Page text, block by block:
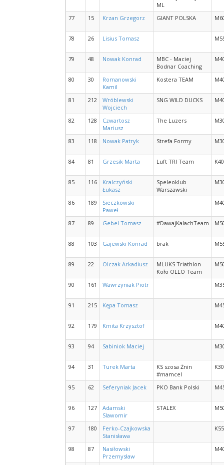
ML
77 15 Krzan Grzegorz GIANT POLSKA
78 26 Lisius Tomasz
79 48 Nowak Konrad
MBC - Maciej
Bodnar Coaching
80 30
Romanowski
Kamil
Kostera TEAM
81 212
Wróblewski
Wojciech
SNG WILD DUCKS
82 128
Czwartosz
Mariusz
The Luzers
83 118 Nowak Patryk Strefa Formy
84 81 Grzesik Marta Luft TRI Team K40
85 116
Kralczyński
Łukasz
Speleoklub
Warszawski
86 189
Sieczkowski
Paweł
87 89 Gebel Tomasz #DawajKalachTeam
88 103 Gajewski Konrad brak
89 22 Olczak Arkadiusz
MLUKS Triathlon
Koło OLLO Team
90 161 Wawrzyniak Piotr
91 215 Kępa Tomasz
92 179 Kmita Krzysztof
93 94 Sabiniok Maciej
94 31 Turek Marta
KS szosa Żnin
#mamcel
K30
95 62 Seferyniak Jacek PKO Bank Polski
96 127
Adamski
Slawomir
STALEX
97 180
Ferko-Czajkowska
Stanisława
K55
98 87
Nasiłowski
Przemysław